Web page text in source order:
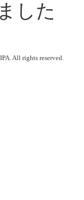
した
All rights reserved.